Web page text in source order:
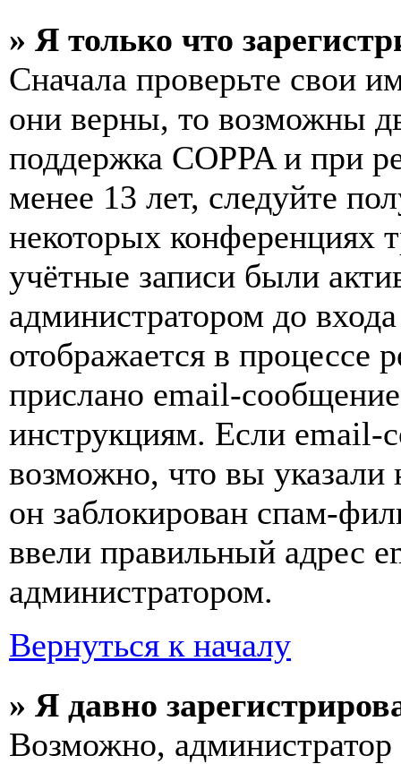
» Я только что
Сначала проверьте свои
они верны, то возможны
поддержка COPPA и при
менее 13 лет, следуйте
некоторых конференциях
учётные записи были
администратором до
отображается в процессе
прислано email-
инструкциям. Если email-
возможно, что вы
он заблокирован спам-
ввели правильный адрес
администратором.
Вернуться к началу
» Я давно
Возможно,